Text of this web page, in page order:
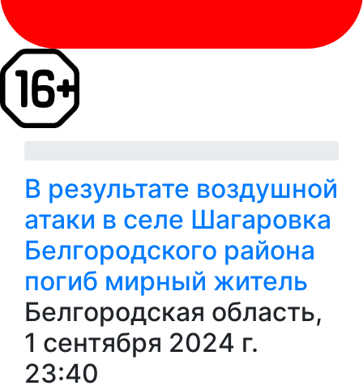
В результате воздушной
атаки в селе Шагаровка
Белгородского района
погиб мирный житель
Белгородская область,
1 сентября 2024 г.
23:40